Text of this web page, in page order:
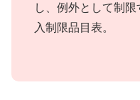
し、例外として制
入制限品目表。